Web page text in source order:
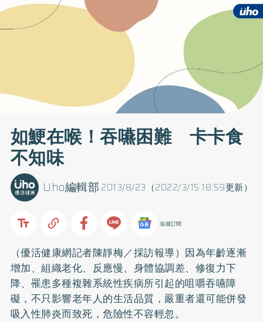
如鯁在喉！吞嚥困難 卡卡食
不知味
2013/8/23（2022/3/15 18:59更新）
Uho編輯部
追蹤訂閱
（優活健康網記者陳靜梅／採訪報導）因為年齡逐漸
增加、組織老化、反應慢、身體協調差、修復力下
降、罹患多種複雜系統性疾病所引起的咀嚼吞嚥障
礙，不只影響老年人的生活品質，嚴重者還可能併發
吸入性肺炎而致死，危險性不容輕忽。